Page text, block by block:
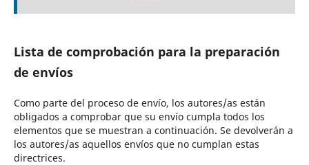
Lista de comprobación para la preparación
de envíos
Como parte del proceso de envío, los autores/as están
obligados a comprobar que su envío cumpla todos los
elementos que se muestran a continuación. Se devolverán a
los autores/as aquellos envíos que no cumplan estas
directrices.